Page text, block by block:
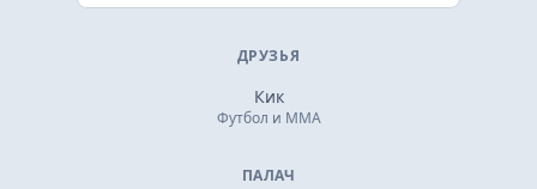
ДРУЗЬЯ
Кик
Футбол и ММА
ПАЛАЧ